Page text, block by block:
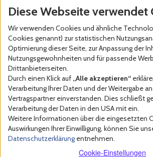
Diese Webseite verwendet
Wir verwenden Cookies und ähnliche
Cookies genannt) zur statistischen
Optimierung dieser Seite, zur Anpassung der
Nutzungsgewohnheiten und für passende
Drittanbieterseiten.
Durch einen Klick auf „Alle akzeptieren“
Verarbeitung Ihrer Daten und der Weitergabe
Vertragspartner einverstanden. Dies schließt
Verarbeitung der Daten in den USA mit ein.
Weitere Informationen über die eingesetzten
Auswirkungen Ihrer Einwilligung, können Sie
Datenschutzerklärung entnehmen.
Cookie-Einstellungen